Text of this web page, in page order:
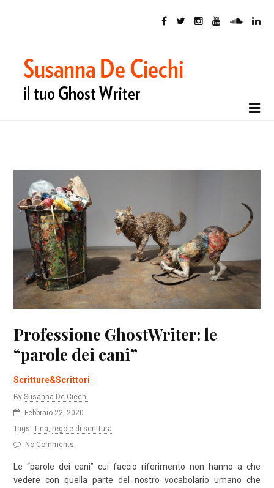
Professione GhostWriter: le
“parole dei cani”
Scritture&Scrittori
BySusanna De Ciechi
Febbraio 22, 2020
Tags:Tina, regole di scrittura
No Comments
Le “parole dei cani” cui faccio riferimento non hanno a che
vedere con quella parte del nostro vocabolario umano che